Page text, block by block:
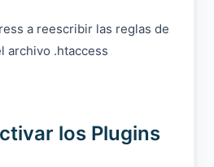
a reescribir las reglas de
archivo .htaccess
los Plugins